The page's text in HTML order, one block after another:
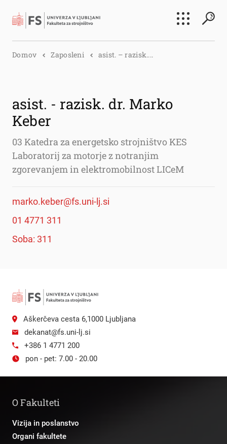
Išči
Domov Zaposleni asist. – razisk....
asist. - razisk. dr. Marko
Keber
03 Katedra za energetsko strojništvo KES
Laboratorij za motorje z notranjim
zgorevanjem in elektromobilnost LICeM
marko.keber@fs.uni-lj.si
01 4771 311
Soba: 311
Aškerčeva cesta 6,1000 Ljubljana
dekanat@fs.uni-lj.si
+386 1 4771 200
pon - pet: 7.00 - 20.00
O Fakulteti
Vizija in poslanstvo
Organi fakultete